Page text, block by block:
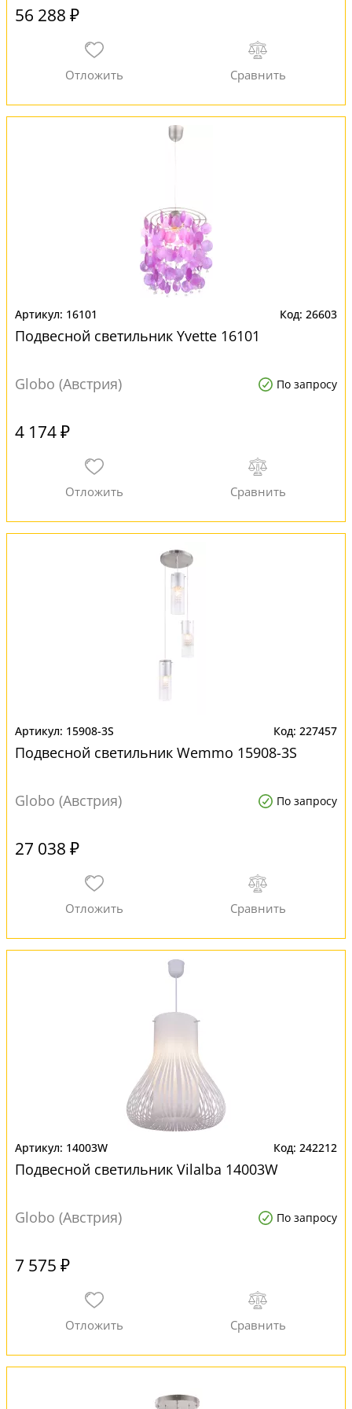
56 288 ₽
16101 26603
Подвесной светильник Yvette 16101
Globo (Австрия) По запросу
4 174 ₽
15908-3S 227457
Подвесной светильник Wemmo 15908-3S
Globo (Австрия) По запросу
27 038 ₽
14003W 242212
Подвесной светильник Vilalba 14003W
Globo (Австрия) По запросу
7 575 ₽